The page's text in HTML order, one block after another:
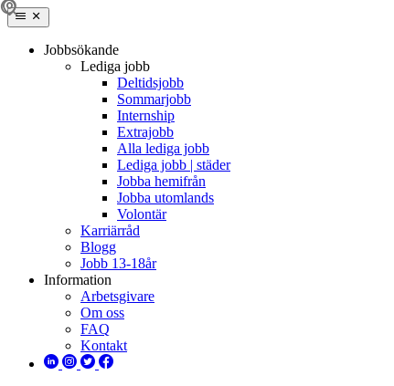
Jobbsökande
Lediga jobb
Deltidsjobb
Sommarjobb
Internship
Extrajobb
Alla lediga jobb
Lediga jobb | städer
Jobba hemifrån
Jobba utomlands
Volontär
Karriärråd
Blogg
Jobb 13-18år
Information
Arbetsgivare
Om oss
FAQ
Kontakt